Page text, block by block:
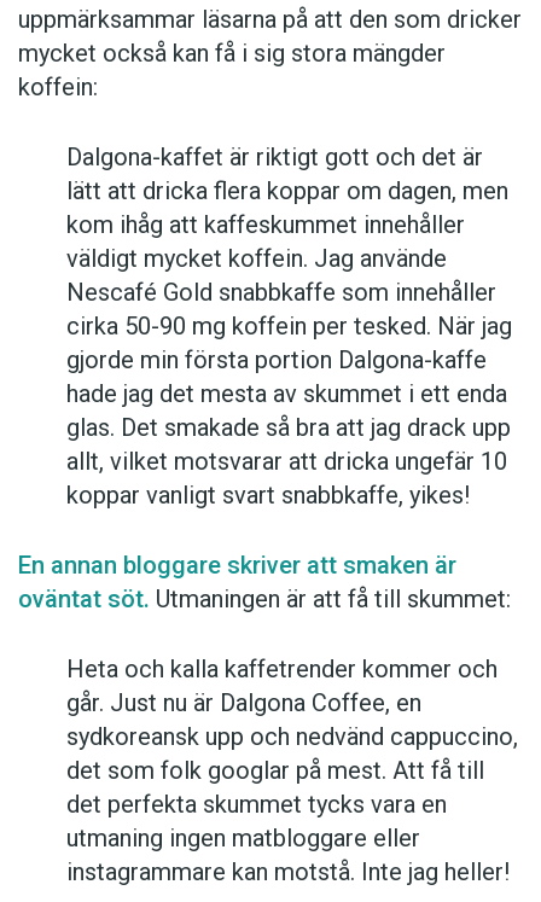
uppmärksammar läsarna på att den som dricker
mycket också kan få i sig stora mängder
koffein:
Dalgona-kaffet är riktigt gott och det är
lätt att dricka flera koppar om dagen, men
kom ihåg att kaffeskummet innehåller
väldigt mycket koffein. Jag använde
Nescafé Gold snabbkaffe som innehåller
cirka 50-90 mg koffein per tesked. När jag
gjorde min första portion Dalgona-kaffe
hade jag det mesta av skummet i ett enda
glas. Det smakade så bra att jag drack upp
allt, vilket motsvarar att dricka ungefär 10
koppar vanligt svart snabbkaffe, yikes!
En annan bloggare skriver att smaken är
oväntat söt. Utmaningen är att få till skummet:
Heta och kalla kaffetrender kommer och
går. Just nu är Dalgona Coffee, en
sydkoreansk upp och nedvänd cappuccino,
det som folk googlar på mest. Att få till
det perfekta skummet tycks vara en
utmaning ingen matbloggare eller
instagrammare kan motstå. Inte jag heller!